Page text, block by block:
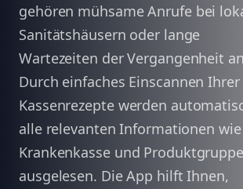
gehören mühsame Anrufe bei
Sanitätshäusern oder lange
Wartezeiten der Vergangenheit
Durch einfaches Einscannen Ihrer
Kassenrezepte werden
alle relevanten Informationen wie
Krankenkasse und Produktgruppe
ausgelesen. Die App hilft Ihnen,